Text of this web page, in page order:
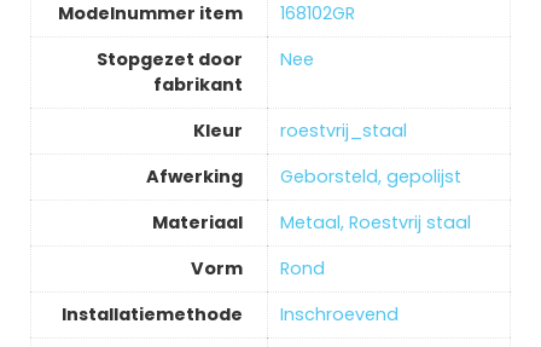
Modelnummer item
‎168102GR
Stopgezet door
fabrikant
‎Nee
Kleur
‎roestvrij_staal
Afwerking
‎Geborsteld, gepolijst
Materiaal
‎Metaal, Roestvrij staal
Vorm
‎Rond
Installatiemethode
‎Inschroevend